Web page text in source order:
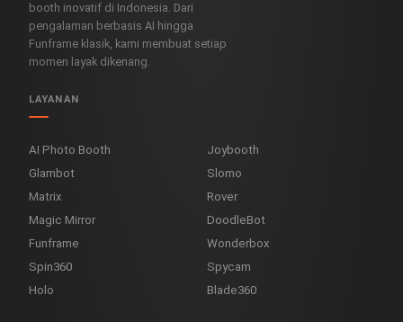
booth inovatif di Indonesia. Dari
pengalaman berbasis AI hingga
Funframe klasik, kami membuat setiap
momen layak dikenang.
LAYANAN
AI Photo Booth
Glambot
Matrix
Magic Mirror
Funframe
Spin360
Holo
Joybooth
Slomo
Rover
DoodleBot
Wonderbox
Spycam
Blade360